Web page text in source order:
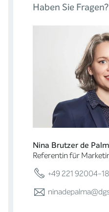
Haben Sie Fragen?
Nina Brutzer de
Referentin für
+49 221 92004-18